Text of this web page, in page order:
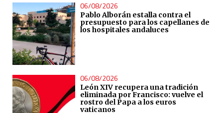
06/08/2026
Pablo Alborán estalla contra el
presupuesto para los capellanes de
los hospitales andaluces
06/08/2026
León XIV recupera una tradición
eliminada por Francisco: vuelve el
rostro del Papa a los euros
vaticanos